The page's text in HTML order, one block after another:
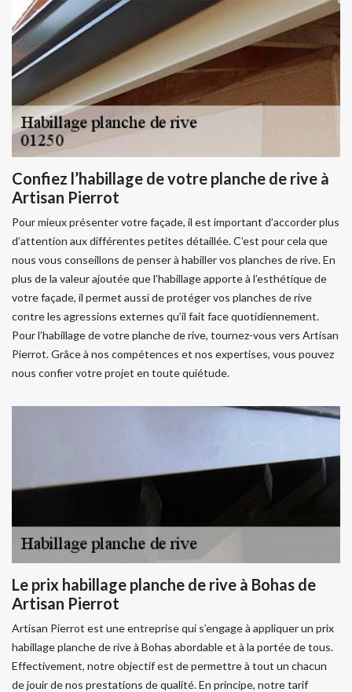
Confiez l’habillage de votre planche de rive à
Artisan Pierrot
Pour mieux présenter votre façade, il est important d’accorder plus
d’attention aux différentes petites détaillée. C’est pour cela que
nous vous conseillons de penser à habiller vos planches de rive. En
plus de la valeur ajoutée que l’habillage apporte à l’esthétique de
votre façade, il permet aussi de protéger vos planches de rive
contre les agressions externes qu’il fait face quotidiennement.
Pour l’habillage de votre planche de rive, tournez-vous vers Artisan
Pierrot. Grâce à nos compétences et nos expertises, vous pouvez
nous confier votre projet en toute quiétude.
Le prix habillage planche de rive à Bohas de
Artisan Pierrot
Artisan Pierrot est une entreprise qui s’engage à appliquer un prix
habillage planche de rive à Bohas abordable et à la portée de tous.
Effectivement, notre objectif est de permettre à tout un chacun
de jouir de nos prestations de qualité. En principe, notre tarif